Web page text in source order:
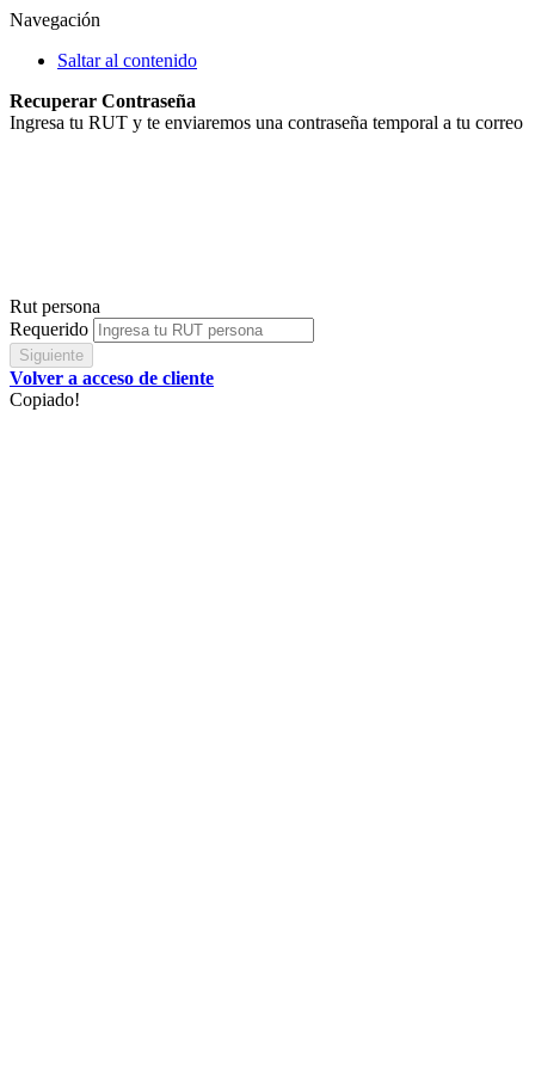
Navegación
Saltar al contenido
Recuperar Contraseña
Ingresa tu RUT y te enviaremos una contraseña temporal a tu correo
Rut persona
Requerido
Siguiente
Volver a acceso de cliente
Copiado!